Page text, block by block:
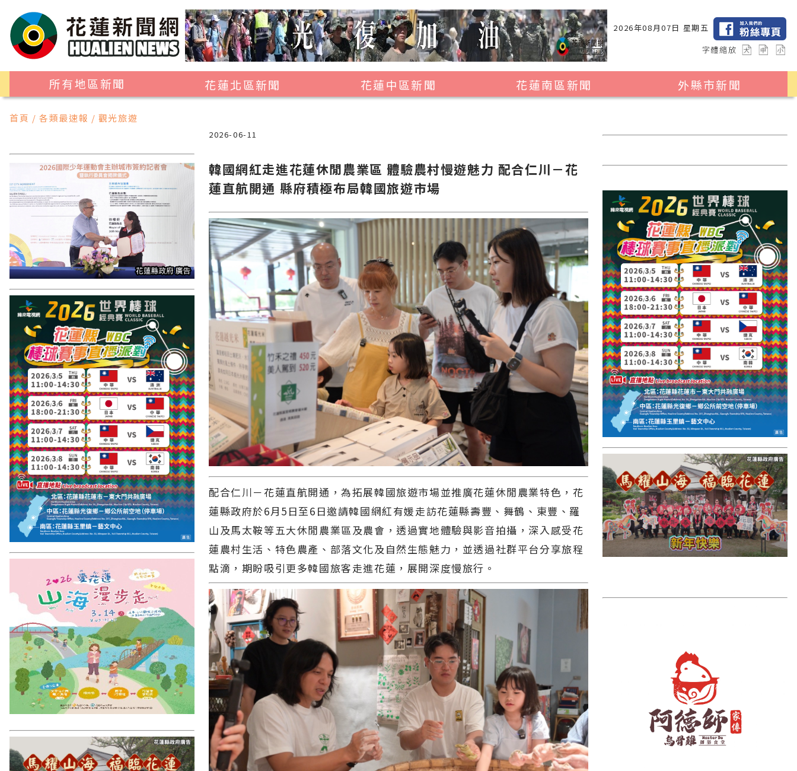
2026年08月07日 星期五
字體縮放
所有地區新聞
花蓮北區新聞
吉安鄉
秀林鄉
花蓮中區新聞
光復鄉
花蓮南區新聞
富里鄉
外縣市新聞
2024暑期夏令營專區
台中市
彰化縣
高雄市
國外報導
台東縣
關山鎮
苗栗縣
其他地區
新竹市
和平鄉
台南市
澎湖縣
香港
台東市
雲林縣
長濱鄉
彰化縣
首頁 / 各類最速報 / 觀光旅遊
2026-06-11
韓國網紅走進花蓮休閒農業區 體驗農村慢遊魅力 配合仁川－花
蓮直航開通 縣府積極布局韓國旅遊市場
配合仁川－花蓮直航開通，為拓展韓國旅遊市場並推廣花蓮休閒農業特色，花
蓮縣政府於6月5日至6日邀請韓國網紅有媛走訪花蓮縣壽豐、舞鶴、東豐、羅
山及馬太鞍等五大休閒農業區及農會，透過實地體驗與影音拍攝，深入感受花
蓮農村生活、特色農產、部落文化及自然生態魅力，並透過社群平台分享旅程
點滴，期盼吸引更多韓國旅客走進花蓮，展開深度慢旅行。